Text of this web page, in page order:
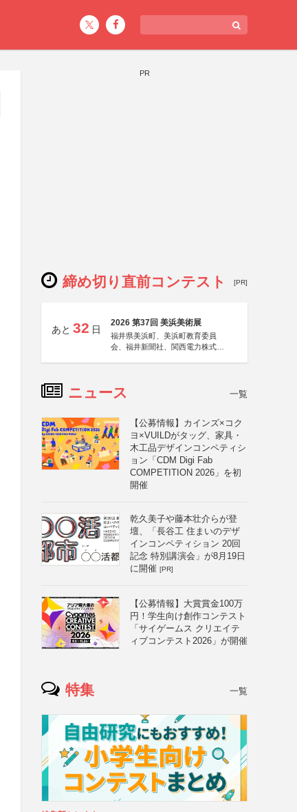
PR
締め切り直前コンテスト [PR]
あと 32 日
2026 第37回 美浜美術展
福井県美浜町、美浜町教育委員
会、福井新聞社、関西電力株式会
ニュース 一覧
【公募情報】カインズ×コク
ヨ×VUILDがタッグ、家具・
木工品デザインコンペティシ
ョン「CDM Digi Fab
COMPETITION 2026」を初
開催
乾久美子や藤本壮介らが登
壇、「長谷工 住まいのデザ
インコンペティション 20回
記念 特別講演会」が8月19日
に開催 [PR]
【公募情報】大賞賞金100万
円！学生向け創作コンテスト
「サイゲームス クリエイテ
ィブコンテスト2026」が開催
特集 一覧